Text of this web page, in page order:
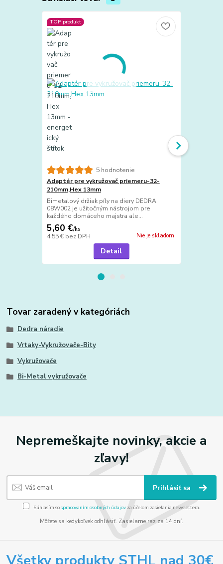
TOP produkt
5 hodnotenie
Adaptér pre vykružovač priemeru-32-
210mm,Hex 13mm
Bimetalový držiak píly na diery DEDRA
08W002 je užitočným nástrojom pre
každého domáceho majstra ale...
5,60 €/ks
4,55 € bez DPH Nie je skladom
Detail
Tovar zaradený v kategóriách
Dedra náradie
Vrtaky-Vykružovače-Bity
Vykružovače
Bi-Metal vykružovače
Nepremeškajte novinky, akcie a
zľavy!
Prihlásiť sa
Súhlasím sospracovaním osobných údajov za účelom zasielania newslettera.
Môžete sa kedykoľvek odhlásiť. Zasielame raz za 14 dní.